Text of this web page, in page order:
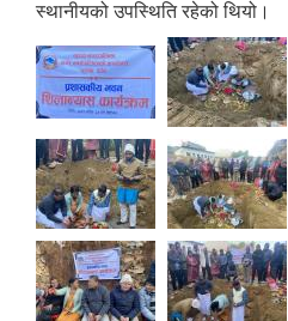
स्थानीयको उपस्थिति रहेको थियो।